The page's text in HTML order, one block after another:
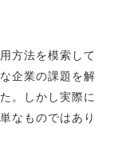
方法を模索して
企業の課題を解
。しかし実際に
なものではあり